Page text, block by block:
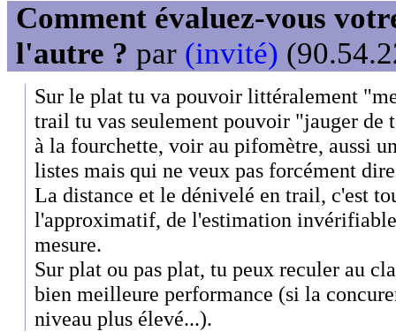
Comment évaluez-vous
l'autre ? par (invité)
Sur le plat tu va pouvoir littéralement
trail tu vas seulement pouvoir "jauger de
à la fourchette, voir au pifomètre, aussi
listes mais qui ne veux pas forcément
La distance et le dénivelé en trail, c'est
l'approximatif, de l'estimation
mesure.
Sur plat ou pas plat, tu peux reculer au
bien meilleure performance (si la
niveau plus élevé...).